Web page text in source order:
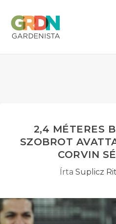
2,4 MÉTERES
SZOBROT
CORVIN
Írta Suplicz